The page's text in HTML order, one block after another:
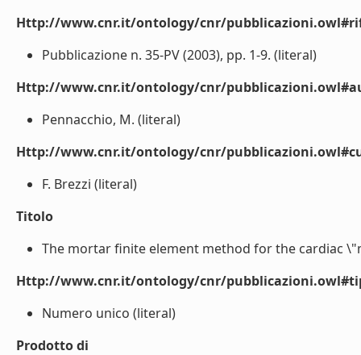
Http://www.cnr.it/ontology/cnr/
Pubblicazione n. 35-PV (2003), pp. 1-9. (literal)
Http://www.cnr.it/ontology/cnr/
Pennacchio, M. (literal)
Http://www.cnr.it/ontology/cnr/
F. Brezzi (literal)
Titolo
The mortar finite element method for the cardiac
Http://www.cnr.it/ontology/cnr/
Numero unico (literal)
Prodotto di